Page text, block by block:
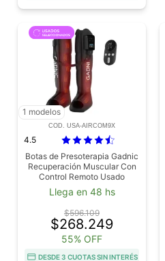
1 modelos
COD. USA-AIRCOM9X
4.5
Botas de Presoterapia Gadnic
Recuperación Muscular Con
Control Remoto Usado
Llega en 48 hs
$596.109
$268.249
55% OFF
DESDE 3 CUOTAS SIN INTERÉS